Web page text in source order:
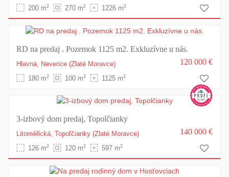
200 m2 270 m2 1226 m2
RD na predaj . Pozemok 1125 m2. Exkluzívne u nás.
Hlavná, Neverice (Zlaté Moravce)
180 m2 100 m2 1125 m2
120 000 €
3-izbový dom predaj, Topolčianky
Litoměřická, Topoľčianky (Zlaté Moravce)
126 m2 120 m2 597 m2
140 000 €